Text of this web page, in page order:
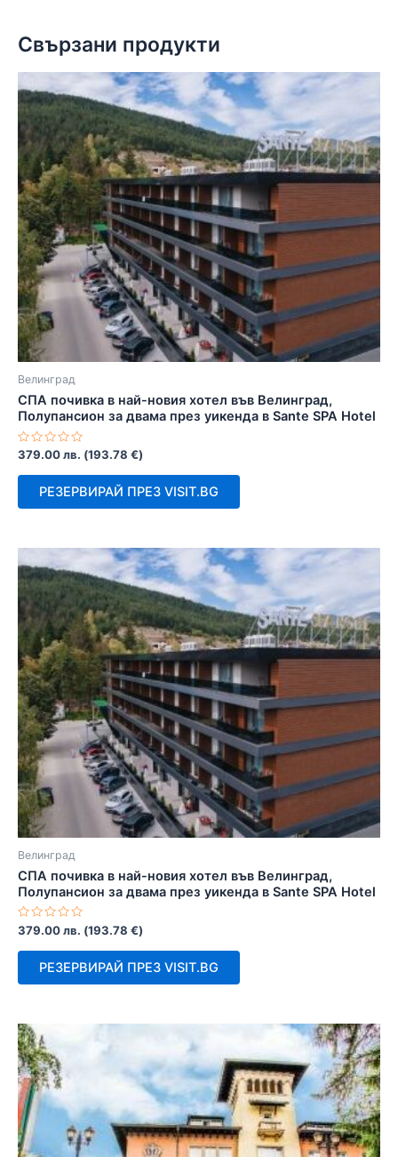
Свързани продукти
Велинград
СПА почивка в най-новия хотел във Велинград,
Полупансион за двама през уикенда в Sante SPA Hotel
Оценено
0
379.00лв. (193.78 €)
РЕЗЕРВИРАЙ ПРЕЗ VISIT.BG
Велинград
СПА почивка в най-новия хотел във Велинград,
Полупансион за двама през уикенда в Sante SPA Hotel
Оценено
0
379.00лв. (193.78 €)
РЕЗЕРВИРАЙ ПРЕЗ VISIT.BG